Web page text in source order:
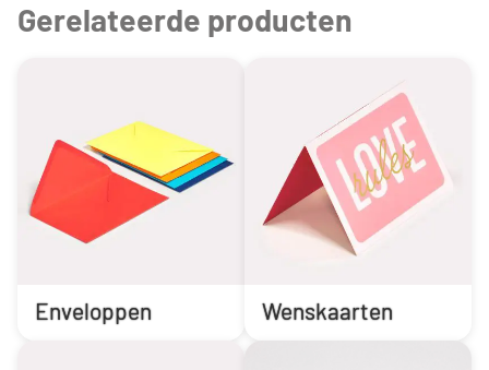
Gerelateerde producten
Enveloppen Wenskaarten